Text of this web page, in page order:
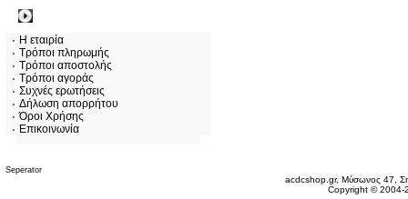
Η εταιρία
Τρόποι πληρωμής
Τρόποι αποστολής
Τρόποι αγοράς
Συχνές ερωτήσεις
Δήλωση απορρήτου
Όροι Χρήσης
Επικοινωνία
acdcshop.gr, Μύσωνος 47,
Copyright ©